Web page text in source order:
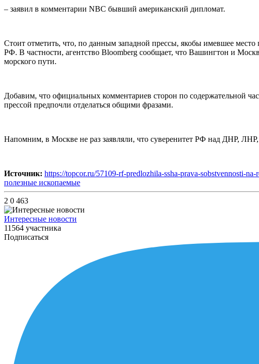
– заявил в комментарии NBC бывший американский дипломат.
Стоит отметить, что, по данным западной прессы, якобы имевшее
РФ. В частности, агентство Bloomberg сообщает, что ️Вашингтон и
морского пути.
Добавим, что официальных комментариев сторон по содержательной
прессой предпочли отделаться общими фразами.
Напомним, в Москве не раз заявляли, что суверенитет РФ над ДНР,
Источник: https://topcor.ru/57109-rf-predlozhila-ssha-prava-sobstvennosti-
полезные ископаемые
2 0 463
Интересные новости
11564 участника
Подписаться